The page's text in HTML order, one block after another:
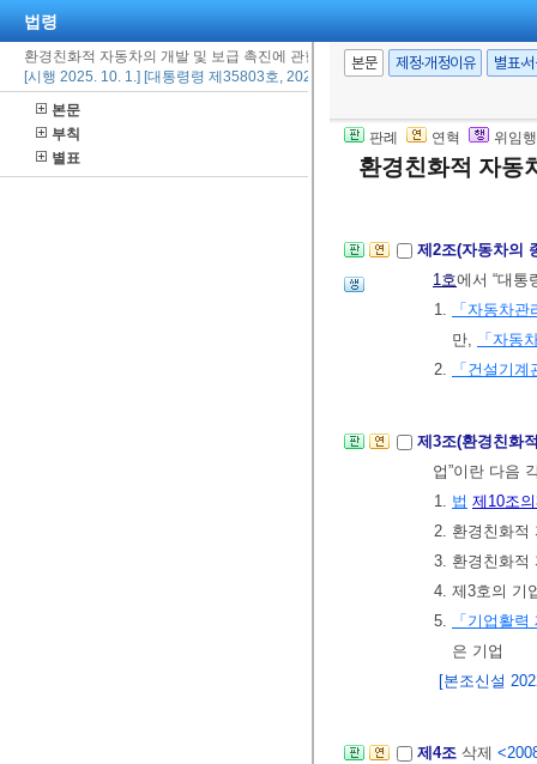
법령
환경친화적 자동차의 개발 및 보급 촉진에 관한 법률 시행령
[시행 2025. 10. 1.] [대통령령 제35803호, 2025. 10. 1., 타법개정]
본문
부칙
별표
본문 제정·개정이유 별표·
판례 연혁 위임
환경친화적 자동
제1조(목적)이
제2조(자동차의
1호에서 “대통
1.
「자동차관
만,
「자동
2.
「건설기
제3조(환경친화
업”이란 다음
1. 법 제10조
2. 환경친화적
3. 환경친화적
4. 제3호의 기
5.
「기업활
은 기업
[본조신설
제4조 삭제